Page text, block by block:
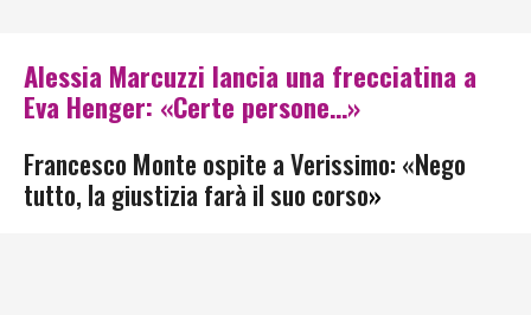
Alessia Marcuzzi lancia una frecciatina a
Eva Henger: «Certe persone…»
Francesco Monte ospite a Verissimo: «Nego
tutto, la giustizia farà il suo corso»